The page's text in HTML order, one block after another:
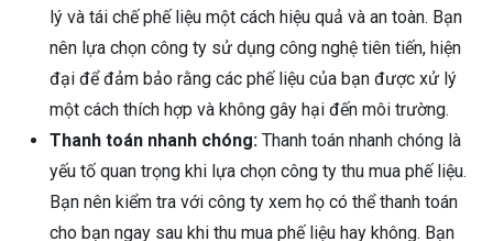
lý và tái chế phế liệu một cách hiệu quả và an toàn. Bạn
nên lựa chọn công ty sử dụng công nghệ tiên tiến, hiện
đại để đảm bảo rằng các phế liệu của bạn được xử lý
một cách thích hợp và không gây hại đến môi trường.
Thanh toán nhanh chóng: Thanh toán nhanh chóng là
yếu tố quan trọng khi lựa chọn công ty thu mua phế liệu.
Bạn nên kiểm tra với công ty xem họ có thể thanh toán
cho bạn ngay sau khi thu mua phế liệu hay không. Bạn